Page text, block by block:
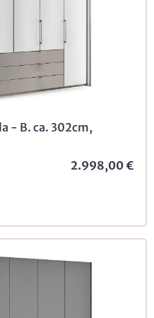
- B. ca. 302cm,
2.998,00 €